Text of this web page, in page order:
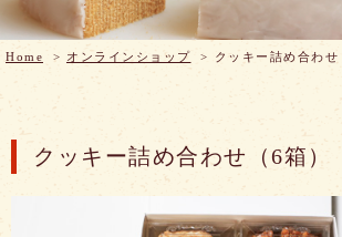
Home > オンラインショップ > クッキー詰め合わせ
クッキー詰め合わせ（6箱）